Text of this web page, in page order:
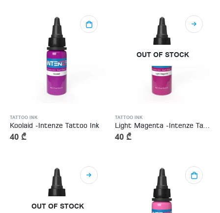
TATTOO INK
Koolaid -Intenze Tattoo Ink
40 ₾
OUT OF STOCK
TATTOO INK
40 ₾
OUT OF STOCK